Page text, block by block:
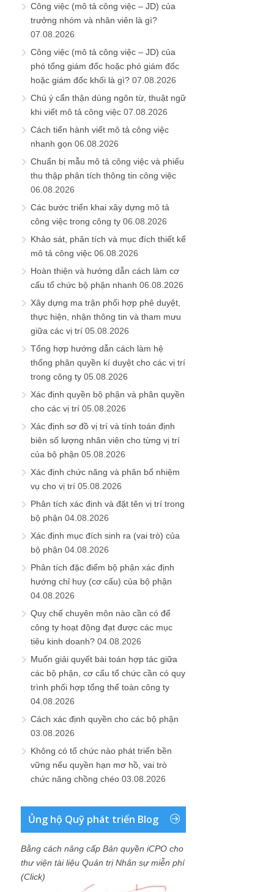
Công việc (mô tả công việc – JD) của
trưởng nhóm và nhân viên là gì?
07.08.2026
Công việc (mô tả công việc – JD) của
phó tổng giám đốc hoặc phó giám đốc
hoặc giám đốc khối là gì? 07.08.2026
Chú ý cẩn thận dùng ngôn từ, thuật ngữ
khi viết mô tả công việc 07.08.2026
Cách tiến hành viết mô tả công việc
nhanh gọn 06.08.2026
Chuẩn bị mẫu mô tả công việc và phiếu
thu thập phân tích thông tin công việc
06.08.2026
Các bước triển khai xây dựng mô tả
công việc trong công ty 06.08.2026
Khảo sát, phân tích và mục đích thiết kế
mô tả công việc 06.08.2026
Hoàn thiện và hướng dẫn cách làm cơ
cấu tổ chức bộ phận nhanh 06.08.2026
Xây dựng ma trận phối hợp phê duyệt,
thực hiện, nhận thông tin và tham mưu
giữa các vị trí 05.08.2026
Tổng hợp hướng dẫn cách làm hệ
thống phân quyền kí duyệt cho các vị trí
trong công ty 05.08.2026
Xác định quyền bộ phận và phân quyền
cho các vị trí 05.08.2026
Xác định sơ đồ vị trí và tính toán định
biên số lượng nhân viên cho từng vị trí
của bộ phận 05.08.2026
Xác định chức năng và phân bổ nhiệm
vụ cho vị trí 05.08.2026
Phân tích xác định và đặt tên vị trí trong
bộ phận 04.08.2026
Xác định mục đích sinh ra (vai trò) của
bộ phận 04.08.2026
Phân tích đặc điểm bộ phận xác định
hướng chỉ huy (cơ cấu) của bộ phận
04.08.2026
Quy chế chuyên môn nào cần có để
công ty hoạt động đạt được các mục
tiêu kinh doanh? 04.08.2026
Muốn giải quyết bài toán hợp tác giữa
các bộ phận, cơ cấu tổ chức cần có quy
trình phối hợp tổng thể toàn công ty
04.08.2026
Cách xác định quyền cho các bộ phận
03.08.2026
Không có tổ chức nào phát triển bền
vững nếu quyền hạn mơ hồ, vai trò
chức năng chồng chéo 03.08.2026
Ủng hộ Quỹ phát triển Blog
Bằng cách nâng cấp Bản quyền iCPO cho
thư viện tài liệu Quản trị Nhân sự miễn phí
(Click)